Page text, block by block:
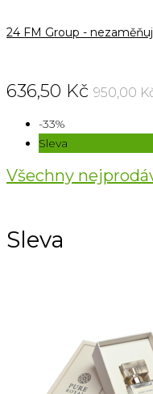
24 FM Group -
636,50 Kč 950,00
-33%
Sleva
Všechny
Sleva